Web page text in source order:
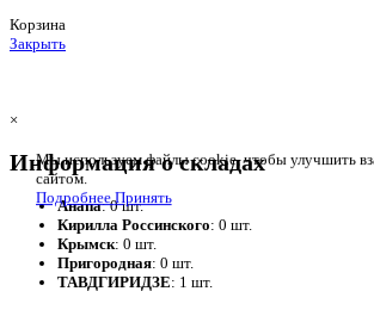
Корзина
Закрыть
Мы используем файлы cookie, чтобы улучшить
сайтом.
ПодробнееПринять
×
Информация о складах
Анапа: 0 шт.
Кирилла Россинского: 0 шт.
Крымск: 0 шт.
Пригородная: 0 шт.
ТАВДГИРИДЗЕ: 1 шт.